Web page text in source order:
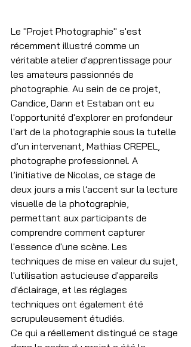
Le "Projet Photographie" s'est
récemment illustré comme un
véritable atelier d'apprentissage pour
les amateurs passionnés de
photographie. Au sein de ce projet,
Candice, Dann et Estaban ont eu
l'opportunité d'explorer en profondeur
l'art de la photographie sous la tutelle
d’un intervenant, Mathias CREPEL,
photographe professionnel. A
l’initiative de Nicolas, ce stage de
deux jours a mis l’accent sur la lecture
visuelle de la photographie,
permettant aux participants de
comprendre comment capturer
l'essence d'une scène. Les
techniques de mise en valeur du sujet,
l'utilisation astucieuse d'appareils
d'éclairage, et les réglages
techniques ont également été
scrupuleusement étudiés.
Ce qui a réellement distingué ce stage